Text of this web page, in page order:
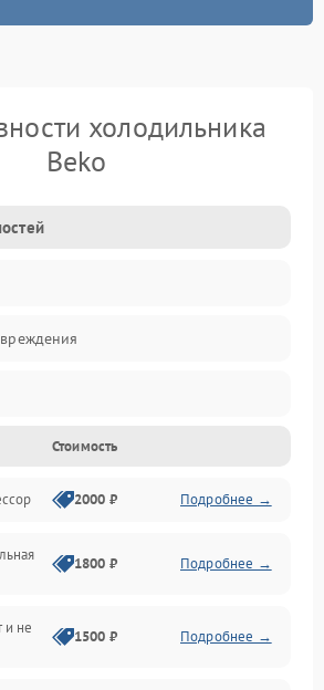
холодильника
Beko
Стоимость
2000 ₽ Подробнее →
1800 ₽ Подробнее →
и не
1500 ₽ Подробнее →